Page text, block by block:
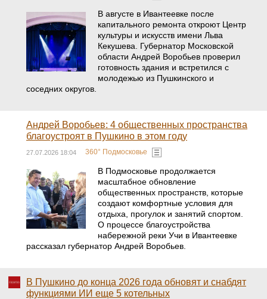
В августе в Ивантеевке после
капитального ремонта откроют Центр
культуры и искусств имени Льва
Кекушева. Губернатор Московской
области Андрей Воробьев проверил
готовность здания и встретился с
молодежью из Пушкинского и
соседних округов.
Андрей Воробьев: 4 общественных пространства
благоустроят в Пушкино в этом году
27.07.2026 18:04 360° Подмосковье
В Подмосковье продолжается
масштабное обновление
общественных пространств, которые
создают комфортные условия для
отдыха, прогулок и занятий спортом.
О процессе благоустройства
набережной реки Учи в Ивантеевке
рассказал губернатор Андрей Воробьев.
В Пушкино до конца 2026 года обновят и снабдят
функциями ИИ еще 5 котельных